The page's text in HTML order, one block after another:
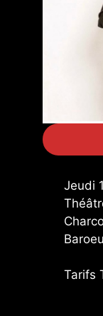
Jeudi
Tarifs